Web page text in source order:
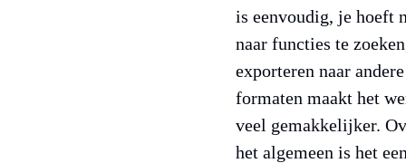
is eenvoudig, je hoeft
naar functies te
exporteren naar andere
formaten maakt het
veel gemakkelijker.
het algemeen is het